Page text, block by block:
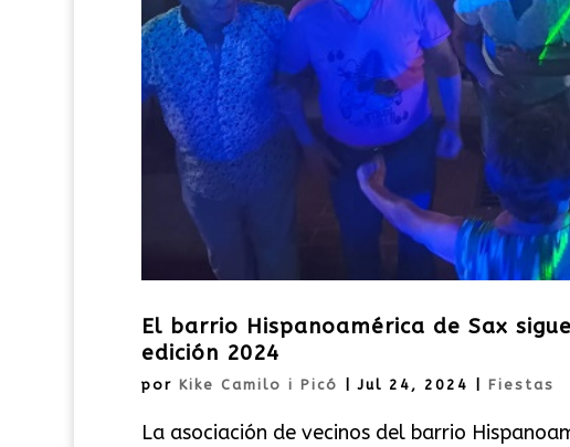
El barrio Hispanoamérica de Sax
edición 2024
por Kike Camilo i Picó |Jul 24, 2024 Fiestas
La asociación de vecinos del barrio